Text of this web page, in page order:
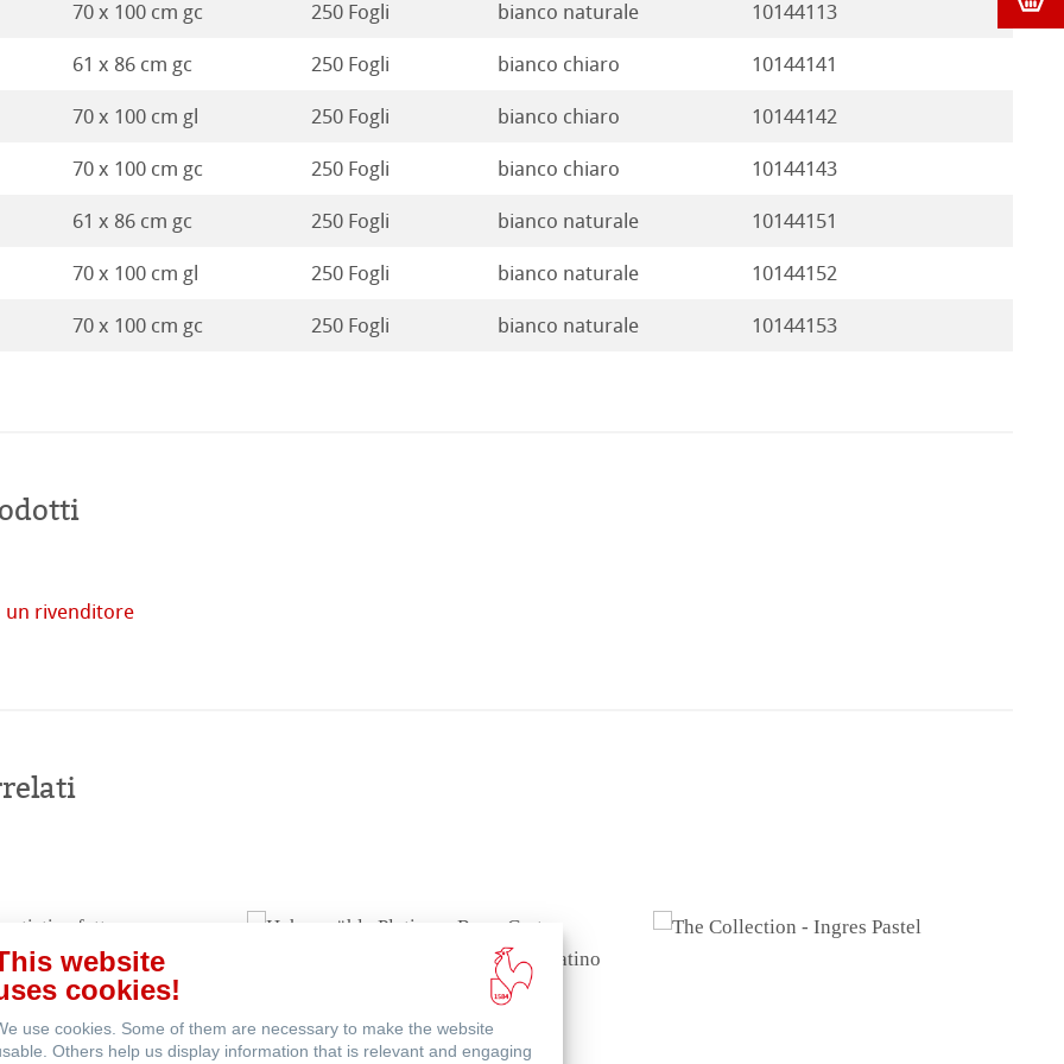
70 x 100 cm gc 250 Fogli bianco naturale 10144113
61 x 86 cm gc 250 Fogli bianco chiaro 10144141
70 x 100 cm gl 250 Fogli bianco chiaro 10144142
70 x 100 cm gc 250 Fogli bianco chiaro 10144143
61 x 86 cm gc 250 Fogli bianco naturale 10144151
70 x 100 cm gl 250 Fogli bianco naturale 10144152
70 x 100 cm gc 250 Fogli bianco naturale 10144153
un rivenditore
website
cookies!
use cookies. Some of them are necessary to make the website
Others help us display information that is relevant and engaging